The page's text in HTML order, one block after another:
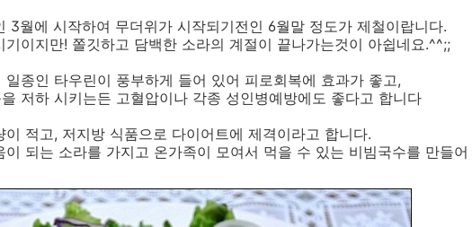
3월에 시작하여 무더위가 시작되기전인 6월말 정도가 제철이랍니다.
기이지만! 쫄깃하고 담백한 소라의 계절이 끝나가는것이 아쉽네요.^^;;
일종인 타우린이 풍부하게 들어 있어 피로회복에 효과가 좋고,
저하 시키는든 고혈압이나 각종 성인병예방에도 좋다고 합니다
이 적고, 저지방 식품으로 다이어트에 제격이라고 합니다.
이 되는 소라를 가지고 온가족이 모여서 먹을 수 있는 비빔국수를 만들어